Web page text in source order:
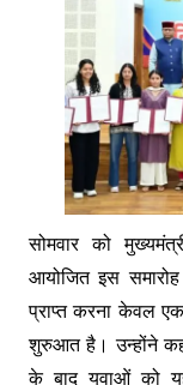
सोमवार को
आयोजित इस
प्राप्त करना केवल
शुरुआत है। उन्होंने
के बाद युवाओं को